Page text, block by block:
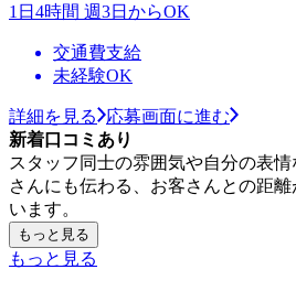
1日4時間 週3日からOK
交通費支給
未経験OK
詳細を見る
応募画面に進む
新着口コミあり
スタッフ同士の雰囲気や自分の表
さんにも伝わる、お客さんとの距
います。
もっと見る
もっと見る